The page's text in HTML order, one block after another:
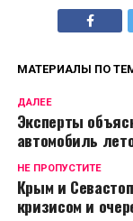
МАТЕРИАЛЫ ПО
ДАЛЕЕ
Эксперты
автомобиль
НЕ ПРОПУСТИТЕ
Крым и
кризисом и